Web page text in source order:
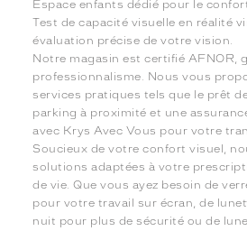
Espace enfants dédié pour le
Test de capacité visuelle en réalité
évaluation précise de votre vision.
Notre magasin est certifié AFNOR,
professionnalisme. Nous vous
services pratiques tels que le prêt
parking à proximité et une
avec Krys Avec Vous pour votre
Soucieux de votre confort visuel,
solutions adaptées à votre
de vie. Que vous ayez besoin de
pour votre travail sur écran, de
nuit pour plus de sécurité ou de